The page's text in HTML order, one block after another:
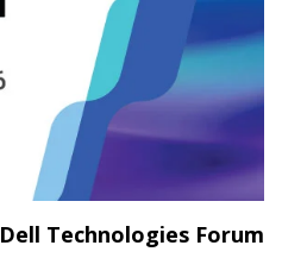
Dell Technologies Forum